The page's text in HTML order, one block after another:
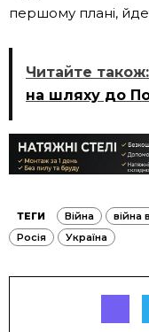
першому плані,
Читайте також:
на шляху до
ТЕГИ Війна війна
Росія
Україна